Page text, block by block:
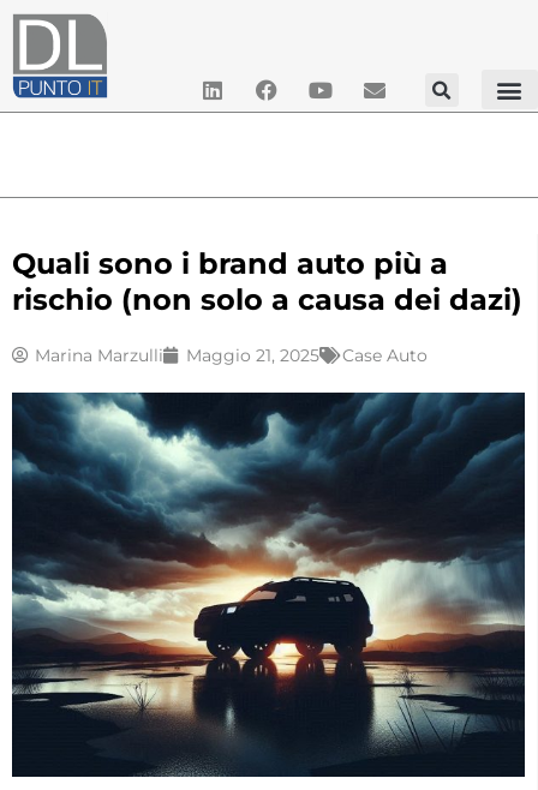
Quali sono i brand auto più a
rischio (non solo a causa dei dazi)
Marina Marzulli Maggio 21, 2025 Case Auto